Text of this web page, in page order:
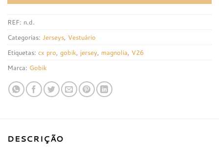
REF: n.d.
Categorias: Jerseys, Vestuário
Etiquetas: cx pro, gobik, jersey, magnolia, V26
Marca: Gobik
DESCRIÇÃO